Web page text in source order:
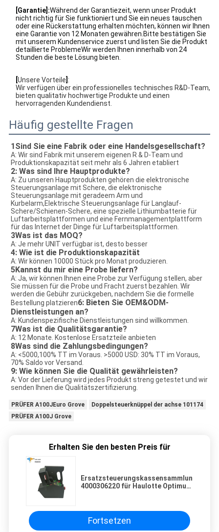
[Garantie]:Während der Garantiezeit, wenn unser Produkt
nicht richtig für Sie funktioniert und Sie ein neues tauschen
oder eine Rückerstattung erhalten möchten, können wir Ihnen
eine Garantie von 12 Monaten gewähren.Bitte bestätigen Sie
mit unserem Kundenservice zuerst und listen Sie die Produkt
detaillierte ProblemeWir werden Ihnen innerhalb von 24
Stunden die beste Lösung bieten.
Unsere Vorteile :
Wir verfügen über ein professionelles technisches R&D-Team,
bieten qualitativ hochwertige Produkte und einen
hervorragenden Kundendienst.
Häufig gestellte Fragen
1Sind Sie eine Fabrik oder eine Handelsgesellschaft?
A: Wir sind Fabrik mit unserem eigenen R & D-Team und
Produktionskapazität seit mehr als 6 Jahren etabliert
2: Was sind Ihre Hauptprodukte?
A: Zu unseren Hauptprodukten gehören die elektronische
Steuerungsanlage mit Schere, die elektronische
Steuerungsanlage mit geradeem Arm und
Kurbelarm,Elektrische Steuerungsanlage für Langlauf-
Schere/Schienen-Schere, eine spezielle Lithiumbatterie für
Luftarbeitsplattformen und eine Fernmanagementplattform
für das Internet der Dinge für Luftarbeitsplattformen.
3Was ist das MOQ?
A: Je mehr UNIT verfügbar ist, desto besser
4: Wie ist die Produktionskapazität
A: Wir können 10000 Stück pro Monat produzieren.
5Kannst du mir eine Probe liefern?
A: Ja, wir können Ihnen eine Probe zur Verfügung stellen, aber
Sie müssen für die Probe und Fracht zuerst bezahlen. Wir
werden die Gebühr zurückgeben, nachdem Sie die formelle
Bestellung platzieren6: Bieten Sie OEM&ODM-
Dienstleistungen an?
A: Kundenspezifische Dienstleistungen sind willkommen.
7Was ist die Qualitätsgarantie?
A: 12 Monate. Kostenlose Ersatzteile anbieten
8Was sind die Zahlungsbedingungen?
A: <5000,100% TT im Voraus. >5000 USD: 30% TT im Voraus,
70% Saldo vor Versand.
9: Wie können Sie die Qualität gewährleisten?
A: Vor der Lieferung wird jedes Produkt streng getestet und wir
senden Ihnen die Qualitätszertifizierung.
PRÜFER A100JEuro Grove
Doppelsteuerknüppel der achse 101174
PRÜFER A100J Grove
Erhalten Sie den besten Preis für
Ersatzsteuerungskassensammlung
4000306220 für Haulotte Optimum
Fortsetzen